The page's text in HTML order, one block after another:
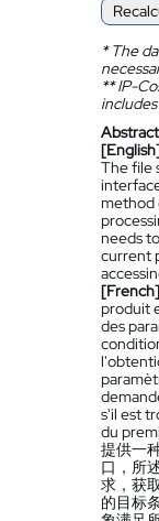
*The
**IP-
Abstract
The file
method
needs
current
[French]
produit
des
s'il est
du
提供一
口，所
求，获
的目标